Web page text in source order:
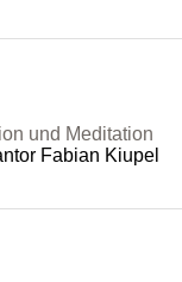
und Meditation
Fabian Kiupel